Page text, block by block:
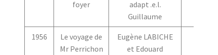
foyer
adapt .e.l.
Guillaume
1956
Le voyage de
Mr Perrichon
Eugène LABICHE
et Edouard